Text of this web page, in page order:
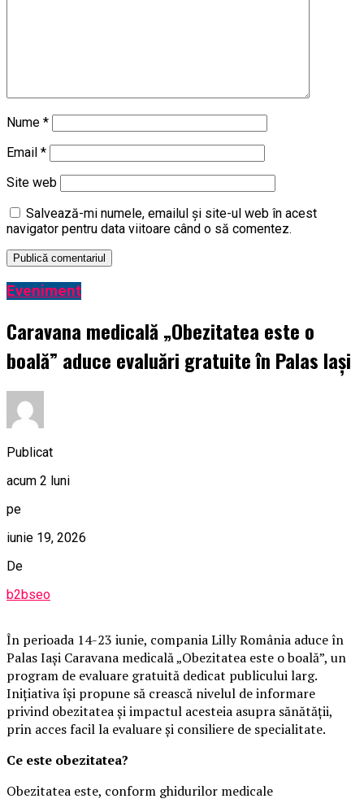
Nume *
Email *
Site web
Salvează-mi numele, emailul și site-ul web în acest
navigator pentru data viitoare când o să comentez.
Eveniment
Caravana medicală „Obezitatea este o
boală” aduce evaluări gratuite în Palas Iași
Publicat
acum 2 luni
pe
iunie 19, 2026
De
b2bseo
În perioada 14-23 iunie, compania Lilly România aduce în
Palas Iași Caravana medicală „Obezitatea este o boală”, un
program de evaluare gratuită dedicat publicului larg.
Inițiativa își propune să crească nivelul de informare
privind obezitatea și impactul acesteia asupra sănătății,
prin acces facil la evaluare și consiliere de specialitate.
Ce este obezitatea?
Obezitatea este, conform ghidurilor medicale